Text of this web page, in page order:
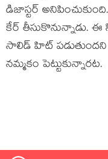
డిజాస్టర్
కేర్ తీసుకొనున్నాడు.
సాలిడ్ హిట్
నమ్మకం పెట్టుకున్నారట.